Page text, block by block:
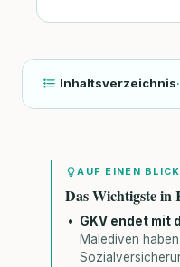
Inhaltsverzeichnis·
AUF EINEN BLICK
Das Wichtigste in
GKV endet mit
Malediven